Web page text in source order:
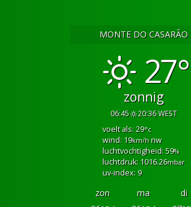
MONTE DO CASARÃO
27°
zonnig
06:45 20:36 WEST
voelt als: 29°c
wind: 19km/h nw
luchtvochtigheid: 59%
luchtdruk: 1016.26mbar
uv-index: 9
zon ma
di